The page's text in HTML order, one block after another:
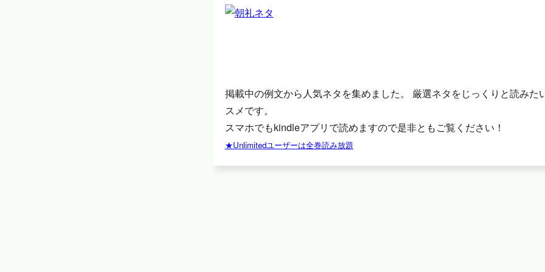
掲載中の例文から人気ネタを集めました。 厳選ネタをじっくりと読みた
スメです。
スマホでもkindleアプリで読めますので是非ともご覧ください！
★Unlimitedユーザーは全巻読み放題